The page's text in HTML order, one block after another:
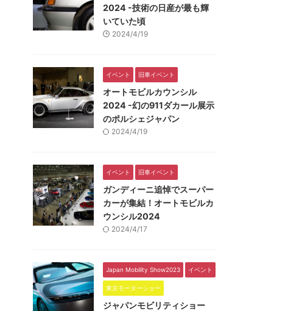
2024 -技術の日産が最も輝
いていた頃
2024/4/19
イベント 旧車イベント
オートモビルカウンシル
2024 -幻の911ダカール展示
のポルシェジャパン
2024/4/19
イベント 旧車イベント
ガンディーニ追悼でスーパー
カーが集結！オートモビルカ
ウンシル2024
2024/4/17
Japan Mobility Show2023 イベント
東京モーターショー
ジャパンモビリティショー